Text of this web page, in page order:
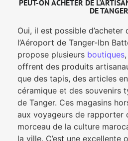
PEUT-ON ACHETER DE
DE
Oui, il est possible d’acheter
l’Aéroport de Tanger-Ibn
propose plusieurs boutiques
offrent des produits
que des tapis, des articles
céramique et des souvenirs
de Tanger. Ces magasins
aux voyageurs de rapporter
morceau de la culture
la ville. C’est une excellente